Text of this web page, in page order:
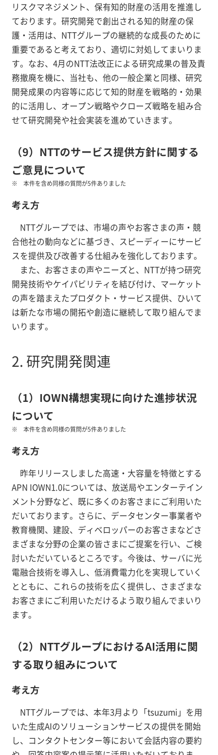
リスクマネジメント、保有知的財産の活用を推進し
ております。研究開発で創出される知的財産の保
護・活用は、NTTグループの継続的な成長のために
重要であると考えており、適切に対処してまいりま
す。なお、4月のNTT法改正による研究成果の普及責
務撤廃を機に、当社も、他の一般企業と同様、研究
開発成果の内容等に応じて知的財産を戦略的・効果
的に活用し、オープン戦略やクローズ戦略を組み合
せて研究開発や社会実装を進めていきます。
（9）NTTのサービス提供方針に関する
ご意見について
本件を含め同様の質問が5件ありました
考え方
NTTグループでは、市場の声やお客さまの声・競
合他社の動向などに基づき、スピーディーにサービ
スを提供及び改善する仕組みを強化しております。
また、お客さまの声やニーズと、NTTが持つ研究
開発技術やケイパビリティを結び付け、マーケット
の声を踏まえたプロダクト・サービス提供、ひいて
は新たな市場の開拓や創造に継続して取り組んでま
いります。
2. 研究開発関連
（1）IOWN構想実現に向けた進捗状況
について
本件を含め同様の質問が5件ありました
考え方
昨年リリースしました高速・大容量を特徴とする
APN IOWN1.0については、放送局やエンターテイン
メント分野など、既に多くのお客さまにご利用いた
だいております。さらに、データセンター事業者や
教育機関、建設、ディベロッパーのお客さまなどさ
まざまな分野の企業の皆さまにご提案を行い、ご検
討いただいているところです。今後は、サーバに光
電融合技術を導入し、低消費電力化を実現していく
とともに、これらの技術を広く提供し、さまざまな
お客さまにご利用いただけるよう取り組んでまいり
ます。
（2）NTTグループにおけるAI活用に関
する取り組みについて
考え方
NTTグループでは、本年3月より「tsuzumi」を用
いた生成AIのソリューションサービスの提供を開始
し、コンタクトセンター等において会話内容の要約